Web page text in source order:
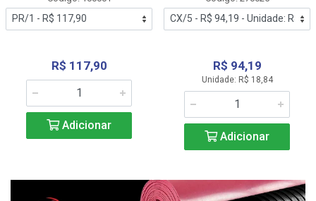
R$ 117,90
Adicionar
R$ 94,19
Unidade: R$ 18,84
Adicionar